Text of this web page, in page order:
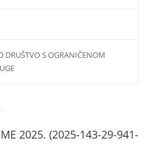
DRUŠTVO S OGRANIČENOM
2025. (2025-143-29-941-